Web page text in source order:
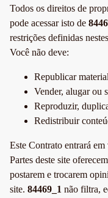
Todos os direitos de
pode acessar isto de
restrições definidas
Você não deve:
Republicar
Vender, alugar ou
Reproduzir,
Redistribuir
Este Contrato entrará
Partes deste site
postarem e trocarem
site. 84469_1 não filtra,